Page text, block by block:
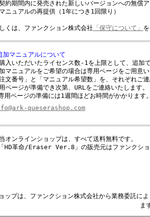
契約期間内に発売された新しいバージョンへの無償
マニュアルの再提供（1年につき1回限り）
くは、ファンクション株式会社 「保守について」
加マニュアルについて
入いただいたライセンス数-1を上限として、追加
マニュアルをご希望の場合は専用ページをご用意
注文番号」と「マニュアル希望数」を、それぞれご連
ページが準備でき次第、URLをご連絡いたします。
用ページの準備には1週間ほどお時間がかかります
queserashop.com
オンラインショップは、すべて送料無料です。
HD革命/Eraser Ver.8」の販売元はファンクショ
ップは、ファンクション株式会社から業務委託に
ま